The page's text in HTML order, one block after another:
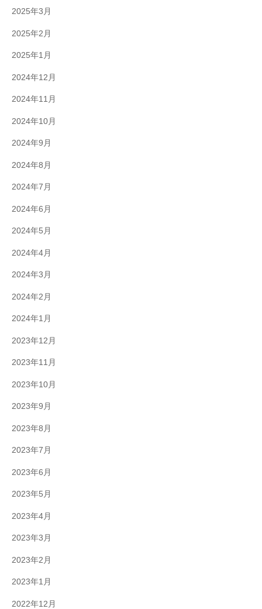
2025年3月
2025年2月
2025年1月
2024年12月
2024年11月
2024年10月
2024年9月
2024年8月
2024年7月
2024年6月
2024年5月
2024年4月
2024年3月
2024年2月
2024年1月
2023年12月
2023年11月
2023年10月
2023年9月
2023年8月
2023年7月
2023年6月
2023年5月
2023年4月
2023年3月
2023年2月
2023年1月
2022年12月